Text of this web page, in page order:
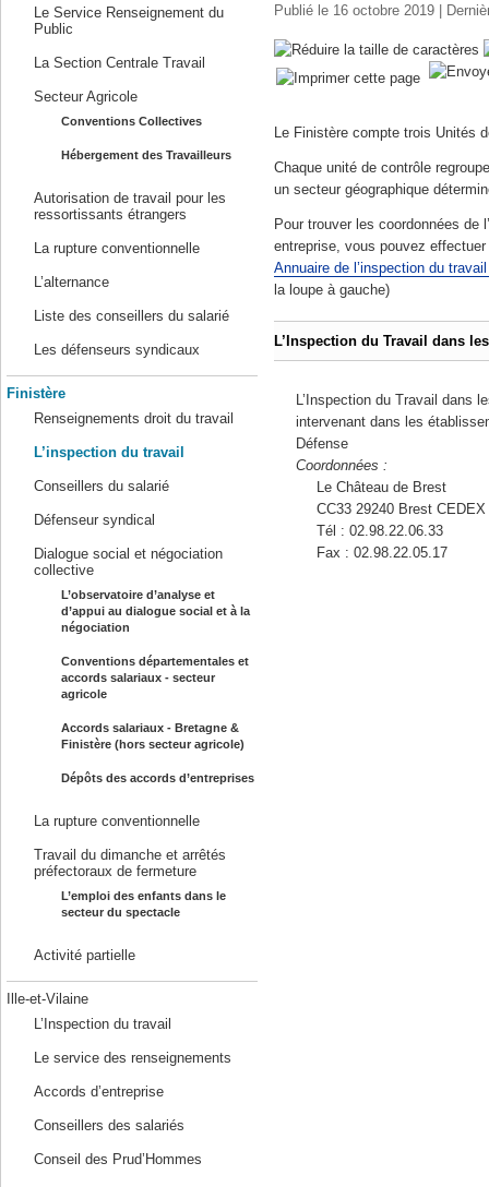
Le Service Renseignement du
Public
La Section Centrale Travail
Secteur Agricole
Conventions Collectives
Hébergement des Travailleurs
Autorisation de travail pour les
ressortissants étrangers
La rupture conventionnelle
L’alternance
Liste des conseillers du salarié
Les défenseurs syndicaux
Finistère
Renseignements droit du travail
L’inspection du travail
Conseillers du salarié
Défenseur syndical
Dialogue social et négociation
collective
L’observatoire d’analyse et
d’appui au dialogue social et à la
négociation
Conventions départementales et
accords salariaux - secteur
agricole
Accords salariaux - Bretagne &
Finistère (hors secteur agricole)
Dépôts des accords d’entreprises
La rupture conventionnelle
Travail du dimanche et arrêtés
préfectoraux de fermeture
L’emploi des enfants dans le
secteur du spectacle
Activité partielle
Ille-et-Vilaine
L’Inspection du travail
Le service des renseignements
Accords d’entreprise
Conseillers des salariés
Conseil des Prud’Hommes
Publié le 16 octobre 2019 |
Le Finistère compte trois Unités
Chaque unité de contrôle
un secteur géographique
Pour trouver les coordonnées de
entreprise, vous pouvez
Annuaire de l’inspection du
la loupe à gauche)
L’Inspection du Travail dans
L’Inspection du Travail dans
intervenant dans les
Défense
Coordonnées :
Le Château de Brest
CC33 29240 Brest CEDEX
Tél : 02.98.22.06.33
Fax : 02.98.22.05.17